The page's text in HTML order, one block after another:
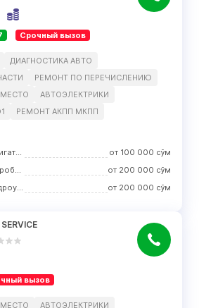
Срочный вызов
ДИАГНОСТИКА АВТО
РЕМОНТ ПО ПЕРЕЧИСЛЕНИЮ
АВТОЭЛЕКТРИКИ
РЕМОНТ АКПП МКПП
Заменить масло в двигателе от 100 000 сўм
Заменить масло в коробке передач
от 200 000 сўм
Заменить масло в гидроусилителе руля
от 200 000 сўм
вызов
АВТОЭЛЕКТРИКИ